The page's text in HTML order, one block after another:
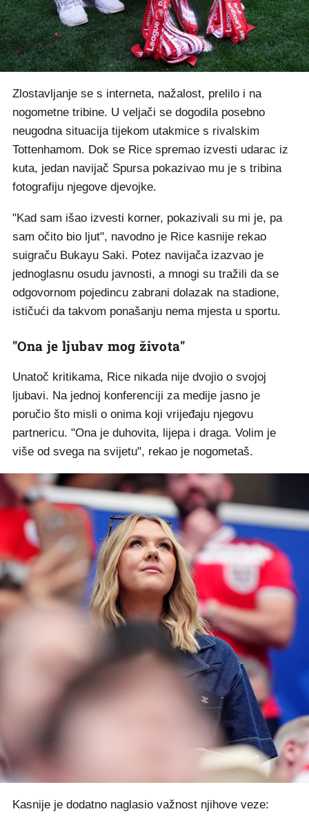
Zlostavljanje se s interneta, nažalost, prelilo i na
nogometne tribine. U veljači se dogodila posebno
neugodna situacija tijekom utakmice s rivalskim
Tottenhamom. Dok se Rice spremao izvesti udarac iz
kuta, jedan navijač Spursa pokazivao mu je s tribina
fotografiju njegove djevojke.
"Kad sam išao izvesti korner, pokazivali su mi je, pa
sam očito bio ljut", navodno je Rice kasnije rekao
suigraču Bukayu Saki. Potez navijača izazvao je
jednoglasnu osudu javnosti, a mnogi su tražili da se
odgovornom pojedincu zabrani dolazak na stadione,
ističući da takvom ponašanju nema mjesta u sportu.
"Ona je ljubav mog života"
Unatoč kritikama, Rice nikada nije dvojio o svojoj
ljubavi. Na jednoj konferenciji za medije jasno je
poručio što misli o onima koji vrijeđaju njegovu
partnericu. "Ona je duhovita, lijepa i draga. Volim je
više od svega na svijetu", rekao je nogometaš.
Kasnije je dodatno naglasio važnost njihove veze: